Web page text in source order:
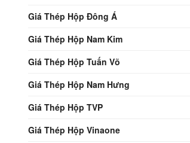
Giá Thép Hộp Đông Á
Giá Thép Hộp Nam Kim
Giá Thép Hộp Tuấn Võ
Giá Thép Hộp Nam Hưng
Giá Thép Hộp TVP
Giá Thép Hộp Vinaone